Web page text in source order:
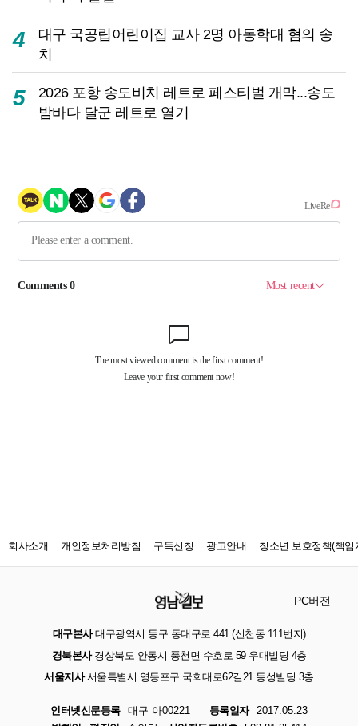
4
대구 국공립어린이집 교사 2명 아동학대 혐의 송
치
5
2026 포항 송도비치 레트로 페스티벌 개막...송도
밤바다 달군 레트로 열기
회사소개 개인정보처리방침 구독신청 광고안내 청소년 보호정책(책임
PC버전
대구본사대구광역시 동구 동대구로 441 (신천동 111번지)
경북본사경상북도 안동시 풍천면 수호로 59 우대빌딩 4층
서울지사서울특별시 영등포구 국회대로62길21 동성빌딩 3층
인터넷신문등록 대구 아00221 등록일자
2017.05.23